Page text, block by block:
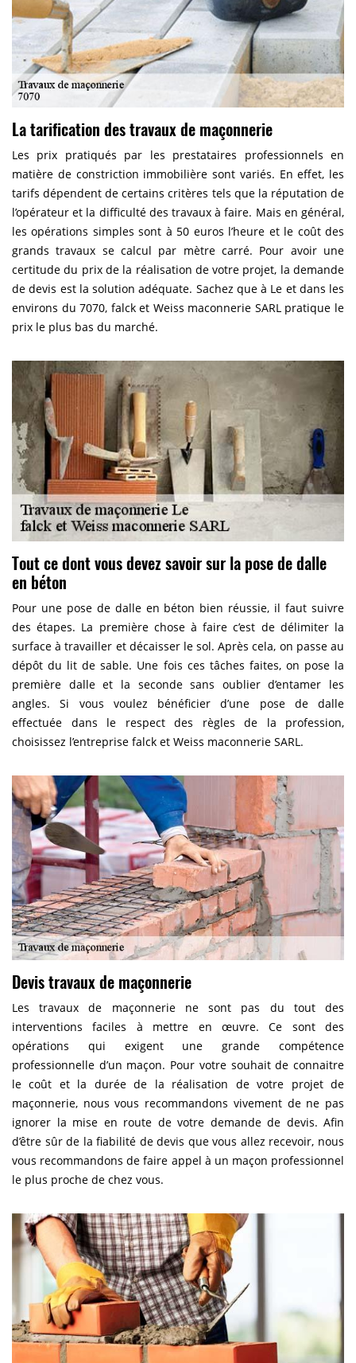
La tarification des travaux de maçonnerie
Les prix pratiqués par les prestataires professionnels en
matière de constriction immobilière sont variés. En effet, les
tarifs dépendent de certains critères tels que la réputation de
l’opérateur et la difficulté des travaux à faire. Mais en général,
les opérations simples sont à 50 euros l’heure et le coût des
grands travaux se calcul par mètre carré. Pour avoir une
certitude du prix de la réalisation de votre projet, la demande
de devis est la solution adéquate. Sachez que à Le et dans les
environs du 7070, falck et Weiss maconnerie SARL pratique le
prix le plus bas du marché.
Tout ce dont vous devez savoir sur la pose de dalle
en béton
Pour une pose de dalle en béton bien réussie, il faut suivre
des étapes. La première chose à faire c’est de délimiter la
surface à travailler et décaisser le sol. Après cela, on passe au
dépôt du lit de sable. Une fois ces tâches faites, on pose la
première dalle et la seconde sans oublier d’entamer les
angles. Si vous voulez bénéficier d’une pose de dalle
effectuée dans le respect des règles de la profession,
choisissez l’entreprise falck et Weiss maconnerie SARL.
Devis travaux de maçonnerie
Les travaux de maçonnerie ne sont pas du tout des
interventions faciles à mettre en œuvre. Ce sont des
opérations qui exigent une grande compétence
professionnelle d’un maçon. Pour votre souhait de connaitre
le coût et la durée de la réalisation de votre projet de
maçonnerie, nous vous recommandons vivement de ne pas
ignorer la mise en route de votre demande de devis. Afin
d’être sûr de la fiabilité de devis que vous allez recevoir, nous
vous recommandons de faire appel à un maçon professionnel
le plus proche de chez vous.